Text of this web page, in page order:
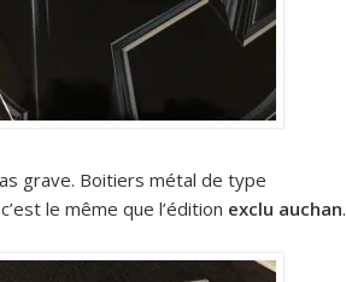
grave. Boitiers métal de type
le même que l’édition exclu auchan.